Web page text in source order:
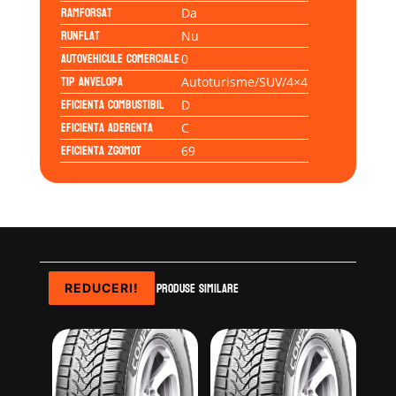
Ramforsat
Da
Runflat Nu
Autovehicule comerciale0
Tip anvelopa Autoturisme/SUV/4×4
Eficienta Combustibil D
Eficienta Aderenta C
Eficienta Zgomot 69
Produse similare
REDUCERI!
REDUCERI!
REDUCERI!
REDUCERI!